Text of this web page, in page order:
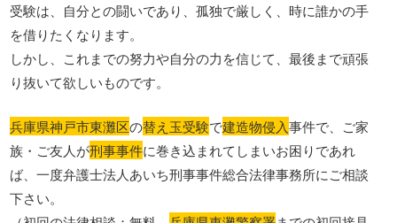
受験は、自分との闘いであり、孤独で厳しく、時に誰かの手
を借りたくなります。
しかし、これまでの努力や自分の力を信じて、最後まで頑張
り抜いて欲しいものです。
兵庫県神戸市東灘区の替え玉受験で建造物侵入事件で、ご家
族・ご友人が刑事事件に巻き込まれてしまいお困りであれ
ば、一度弁護士法人あいち刑事事件総合法律事務所にご相談
下さい。